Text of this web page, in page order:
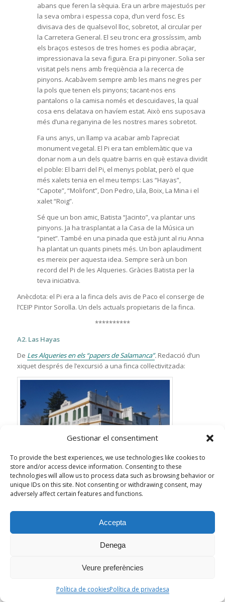
Gestionar el consentiment
To provide the best experiences, we use technologies like cookies to
store and/or access device information. Consenting to these
technologies will allow us to process data such as browsing behavior or
unique IDs on this site. Not consenting or withdrawing consent, may
adversely affect certain features and functions.
Accepta
Denega
Veure preferències
Política de cookiesPolítica de privadesa
abans que feren la sèquia. Era un arbre majestuós per
la seva ombra i espessa copa, d’un verd fosc. Es
divisava des de qualsevol lloc, sobretot, al circular per
la Carretera General. El seu tronc era grossíssim, amb
els braços estesos de tres homes es podia abraçar,
impressionava la seva figura. Era pi pinyoner. Solia ser
visitat pels nens amb freqüència a la recerca de
pinyons. Acabàvem sempre amb les mans negres per
la pols que tenen els pinyons; tacant-nos ens
pantalons o la camisa només et descuidaves, la qual
cosa ens delatava on havíem estat. Això ens suposava
més d’una reganyina de les nostres mares sobretot.
Fa uns anys, un llamp va acabar amb l’apreciat
monument vegetal. El Pi era tan emblemàtic que va
donar nom a un dels quatre barris en què estava dividit
el poble: El barri del Pi, el menys poblat, però el que
més xalets tenia en el meu temps: Las “Hayas”,
“Capote”, “Molifont”, Don Pedro, Lila, Boix, La Mina i el
xalet “Roig”.
Sé que un bon amic, Batista “Jacinto”, va plantar uns
pinyons. Ja ha trasplantat a la Casa de la Música un
“pinet”. També en una pinada que està junt al riu Anna
ha plantat un quants pinets més. Un bon aplaudiment
es mereix per aquesta idea. Sempre serà un bon
record del Pi de les Alqueries. Gràcies Batista per la
teva iniciativa.
Anècdota: el Pi era a la finca dels avis de Paco el conserge de
l’CEIP Pintor Sorolla. Un dels actuals propietaris de la finca.
**********
A2. Las Hayas
De Les Alqueries en els “papers de Salamanca”. Redacció d’un
xiquet després de l’excursió a una finca col·lectivitzada:
Foto: Etnograma / Les Alqueries Pèdia
Invitado por el camarada Ochando, delegado de cultura
futura granja agrícola que quieren instalar aquí un